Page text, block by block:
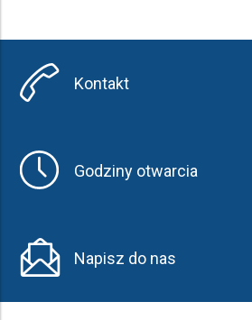
Kontakt
Godziny otwarcia
Napisz do nas